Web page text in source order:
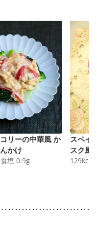
リーの中華風 か
かけ
食塩 0.9g
スペイ
スク風
129kcal